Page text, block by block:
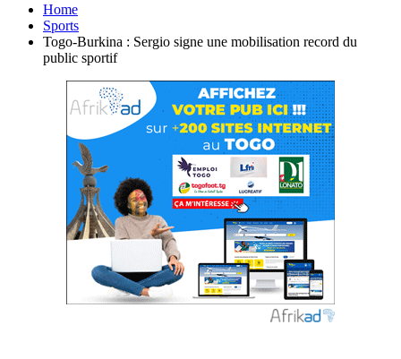
Home
Sports
Togo-Burkina : Sergio signe une mobilisation record du
public sportif